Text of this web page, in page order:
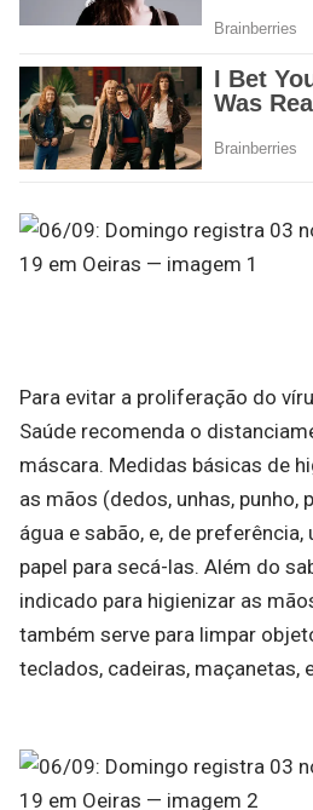
Para evitar a proliferação do
Saúde recomenda o
máscara. Medidas básicas de
as mãos (dedos, unhas, punho,
água e sabão, e, de
papel para secá-las. Além do
indicado para higienizar as
também serve para limpar
teclados, cadeiras, maçanetas,